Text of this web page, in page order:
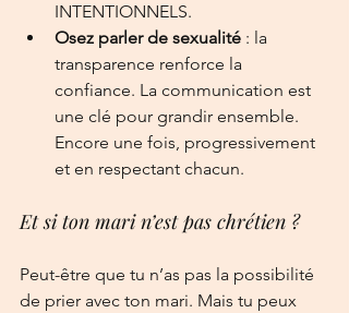
INTENTIONNELS.
Osez parler de sexualité : la
transparence renforce la
confiance. La communication est
une clé pour grandir ensemble.
Encore une fois, progressivement
et en respectant chacun.
Et si ton mari n’est pas chrétien ?
Peut-être que tu n’as pas la possibilité
de prier avec ton mari. Mais tu peux